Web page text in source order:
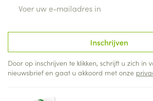
Inschrijven
Door op inschrijven te klikken, schrijft u zich in
nieuwsbrief en gaat u akkoord met onze